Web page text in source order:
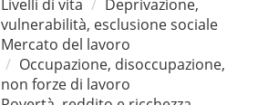
Livelli di vita
Deprivazione,
vulnerabilità, esclusione sociale
Mercato del lavoro
Occupazione, disoccupazione,
non forze di lavoro